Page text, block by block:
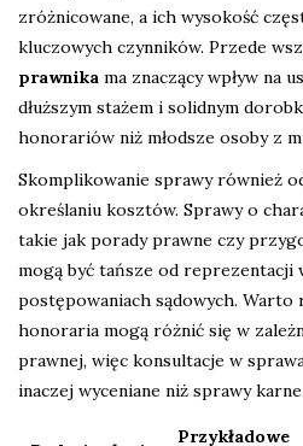
zróżnicowane, a ich wysokość
kluczowych czynników. Przede
prawnika ma znaczący wpływ na
dłuższym stażem i solidnym
honorariów niż młodsze osoby z
Skomplikowanie sprawy również
określaniu kosztów. Sprawy o
takie jak porady prawne czy
mogą być tańsze od reprezentacji
postępowaniach sądowych. Warto
honoraria mogą różnić się w
prawnej, więc konsultacje w
inaczej wyceniane niż sprawy karne.
Przykładowe